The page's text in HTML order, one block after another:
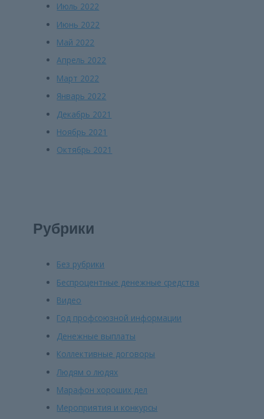
Июль 2022
Июнь 2022
Май 2022
Апрель 2022
Март 2022
Январь 2022
Декабрь 2021
Ноябрь 2021
Октябрь 2021
Рубрики
Без рубрики
Беспроцентные денежные средства
Видео
Год профсоюзной информации
Денежные выплаты
Коллективные договоры
Людям о людях
Марафон хороших дел
Мероприятия и конкурсы